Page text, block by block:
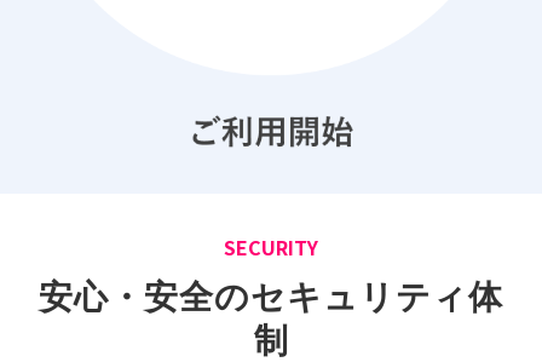
SECURITY
安心・安全のセキュリティ体
制